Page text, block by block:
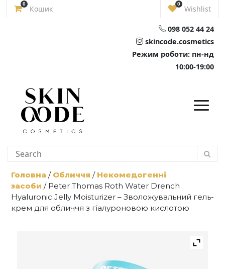
Skip
0
Кошик
0
Wishlist
098 052 44 24
skincode.cosmetics
Режим роботи: пн-нд
10:00-19:00
Головна / Обличчя / Некомедогенні
засоби / Peter Thomas Roth Water Drench
Hyaluronic Jelly Moisturizer – Зволожувальний гель-
крем для обличчя з гіалуроновою кислотою